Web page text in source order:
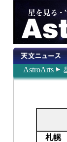
AstroArts
札幌